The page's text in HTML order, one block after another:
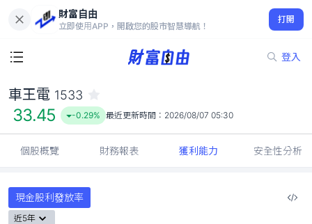
財富自由
立即使用APP，開啟您的股市智慧導航！
打開
登入
33.45
-0.29%
車王電 1533
33.45 -0.29% 最近更新時間： 2026/08/07 05:30
個股概覽 財務報表 獲利能力 安全性分析
現金股利發放率
近5年